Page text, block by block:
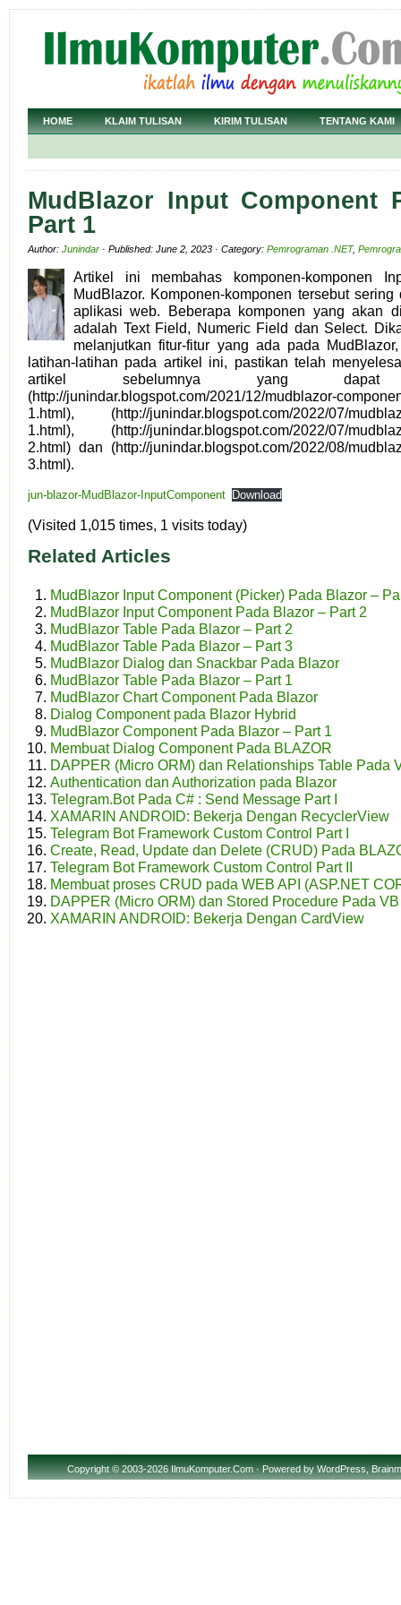
HOME KLAIM TULISAN KIRIM TULISAN TENTANG KAMI
MudBlazor Input Component
Part 1
Author: Junindar · Published: June 2, 2023 · Category: Pemrograman .NET,
Artikel ini membahas komponen-komponen
MudBlazor. Komponen-komponen tersebut
aplikasi web. Beberapa komponen yang akan
adalah Text Field, Numeric Field dan Select.
melanjutkan fitur-fitur yang ada pada
latihan-latihan pada artikel ini, pastikan telah
artikel sebelumnya yang
(http://junindar.blogspot.com/2021/12/mudblazor-
1.html), (http://junindar.blogspot.com/2022/07/
1.html), (http://junindar.blogspot.com/2022/07/
2.html) dan (http://junindar.blogspot.com/2022/08/
3.html).
jun-blazor-MudBlazor-InputComponent Download
(Visited 1,015 times, 1 visits today)
Related Articles
MudBlazor Input Component (Picker) Pada Blazor –
MudBlazor Input Component Pada Blazor – Part 2
MudBlazor Table Pada Blazor – Part 2
MudBlazor Table Pada Blazor – Part 3
MudBlazor Dialog dan Snackbar Pada Blazor
MudBlazor Table Pada Blazor – Part 1
MudBlazor Chart Component Pada Blazor
Dialog Component pada Blazor Hybrid
MudBlazor Component Pada Blazor – Part 1
Membuat Dialog Component Pada BLAZOR
DAPPER (Micro ORM) dan Relationships Table Pada
Authentication dan Authorization pada Blazor
Telegram.Bot Pada C# : Send Message Part I
XAMARIN ANDROID: Bekerja Dengan RecyclerView
Telegram Bot Framework Custom Control Part I
Create, Read, Update dan Delete (CRUD) Pada
Telegram Bot Framework Custom Control Part II
Membuat proses CRUD pada WEB API (ASP.NET
DAPPER (Micro ORM) dan Stored Procedure Pada
XAMARIN ANDROID: Bekerja Dengan CardView
Copyright© 2003-2026 IlmuKomputer.Com · Powered byWordPress,